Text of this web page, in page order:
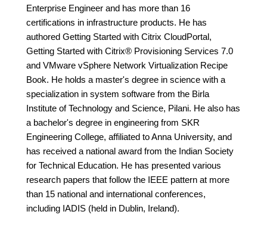
Enterprise Engineer and has more than 16
certifications in infrastructure products. He has
authored Getting Started with Citrix CloudPortal,
Getting Started with Citrix® Provisioning Services 7.0
and VMware vSphere Network Virtualization Recipe
Book. He holds a master's degree in science with a
specialization in system software from the Birla
Institute of Technology and Science, Pilani. He also has
a bachelor's degree in engineering from SKR
Engineering College, affiliated to Anna University, and
has received a national award from the Indian Society
for Technical Education. He has presented various
research papers that follow the IEEE pattern at more
than 15 national and international conferences,
including IADIS (held in Dublin, Ireland).